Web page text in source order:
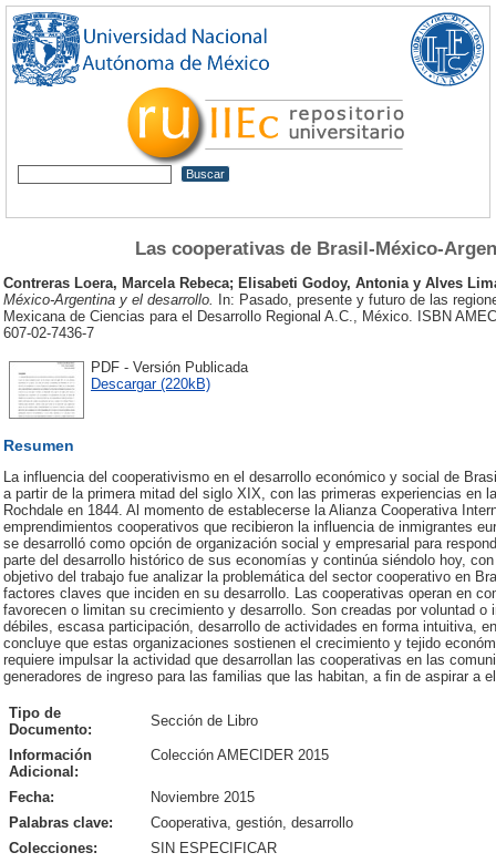
Las cooperativas de Brasil-México-
Contreras Loera, Marcela Rebeca; Elisabeti Godoy, Antonia y Alves
México-Argentina y el desarrollo.
In: Pasado, presente y futuro de las
Mexicana de Ciencias para el Desarrollo Regional A.C., México. ISBN
607-02-7436-7
PDF - Versión Publicada
Descargar (220kB)
Resumen
La influencia del cooperativismo en el desarrollo económico y social de
a partir de la primera mitad del siglo XIX, con las primeras experiencias en
Rochdale en 1844. Al momento de establecerse la Alianza Cooperativa
emprendimientos cooperativos que recibieron la influencia de inmigrantes
se desarrolló como opción de organización social y empresarial para
parte del desarrollo histórico de sus economías y continúa siéndolo hoy,
objetivo del trabajo fue analizar la problemática del sector cooperativo en
factores claves que inciden en su desarrollo. Las cooperativas operan en
favorecen o limitan su crecimiento y desarrollo. Son creadas por voluntad
débiles, escasa participación, desarrollo de actividades en forma intuitiva,
concluye que estas organizaciones sostienen el crecimiento y tejido
requiere impulsar la actividad que desarrollan las cooperativas en las
generadores de ingreso para las familias que las habitan, a fin de aspirar a
Tipo de
Documento:
Sección de Libro
Información
Adicional:
Colección AMECIDER 2015
Fecha:
Noviembre 2015
Palabras clave:
Cooperativa, gestión, desarrollo
Colecciones:
SIN ESPECIFICAR